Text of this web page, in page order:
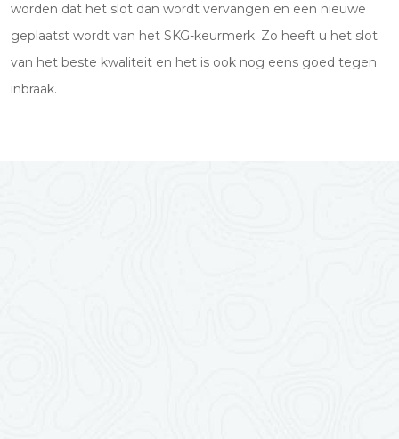
worden dat het slot dan wordt vervangen en een nieuwe
geplaatst wordt van het SKG-keurmerk. Zo heeft u het slot
van het beste kwaliteit en het is ook nog eens goed tegen
inbraak.